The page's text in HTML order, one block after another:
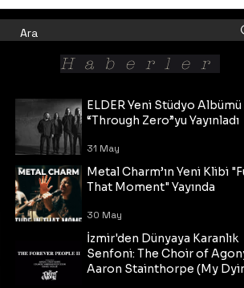
ELDER Yeni Stüdyo Albümü
“Through Zero”yu Yayınladı
31 May
Metal Charm’ın Yeni Klibi
That Moment" Yayında
30 May
İzmir'den Dünyaya Karanlık
Senfoni: The Choir of
Aaron Stainthorpe (My
Haberler